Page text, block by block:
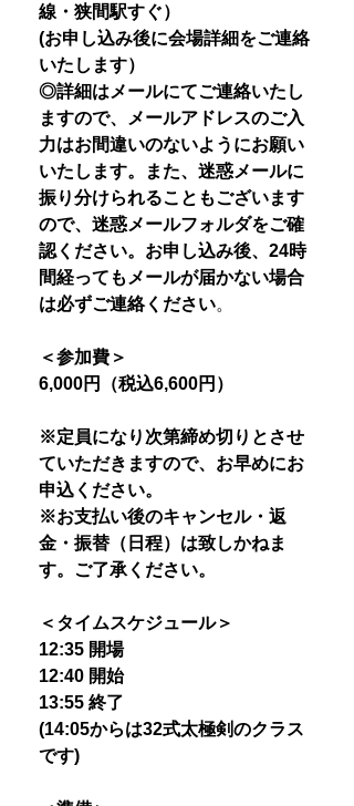
線・狭間駅すぐ）
(お申し込み後に会場詳細をご連絡
いたします）
◎詳細はメールにてご連絡いたし
ますので、メールアドレスのご入
力はお間違いのないようにお願い
いたします。また、迷惑メールに
振り分けられることもございます
ので、迷惑メールフォルダをご確
認ください。お申し込み後、24時
間経ってもメールが届かない場合
は必ずご連絡ください。
＜参加費＞
6,000円（税込6,600円）
※定員になり次第締め切りとさせ
ていただきますので、お早めにお
申込ください。
※お支払い後のキャンセル・返
金・振替（日程）は致しかねま
す。ご了承ください。
＜タイムスケジュール＞
12:35 開場
12:40 開始
13:55 終了
(14:05からは32式太極剣のクラス
です)